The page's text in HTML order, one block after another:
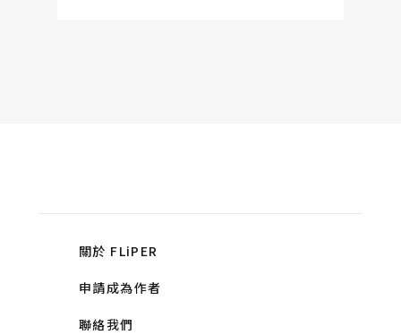
關於 FLiPER
申請成為作者
聯絡我們